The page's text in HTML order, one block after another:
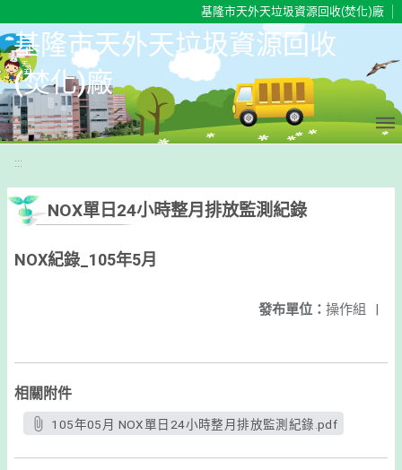
基隆市天外天垃圾資源回收(焚化)廠
基隆市天外天垃圾資源回收
(焚化)廠
:::
NOX單日24小時整月排放監測紀錄
NOX紀錄_105年5月
發布單位： 操作組 |
相關附件
105年05月 NOX單日24小時整月排放監測紀錄.pdf